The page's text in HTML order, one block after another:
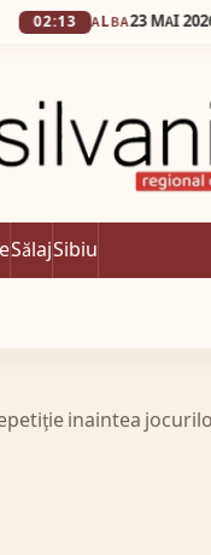
ALBA
SălajSibiu
inaintea